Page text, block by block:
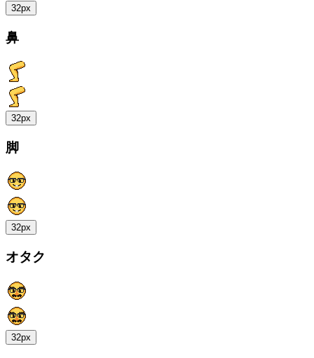
32px
鼻
32px
脚
32px
オタク
32px